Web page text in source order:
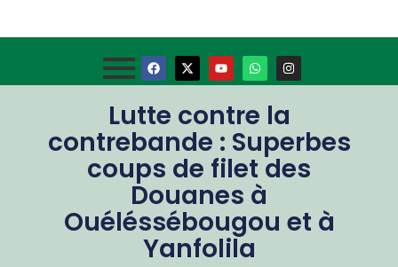
Lutte contre la
contrebande : Superbes
coups de filet des
Douanes à
Ouéléssébougou et à
Yanfolila